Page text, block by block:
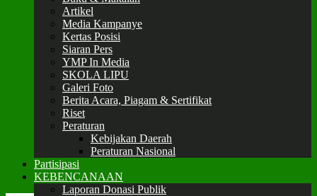
Artikel
Media Kampanye
Kertas Posisi
Siaran Pers
YMP In Media
SKOLA LIPU
Galeri Foto
Berita Acara, Piagam & Sertifikat
Riset
Peraturan
Kebijakan Daerah
Peraturan Nasional
Partisipasi
KEBENCANAAN
Laporan Donasi Publik